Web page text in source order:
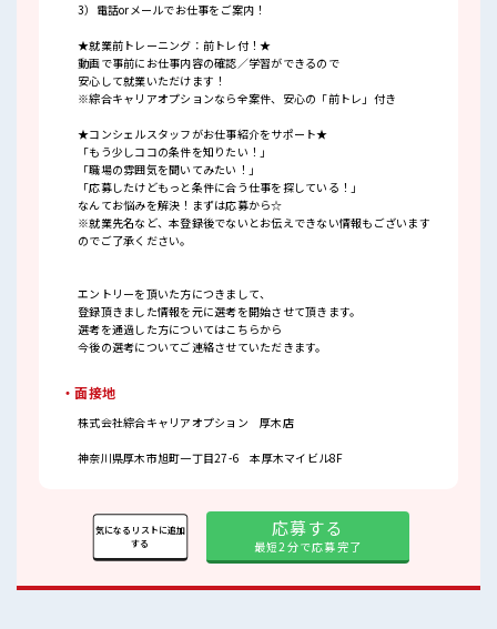
3）電話orメールでお仕事をご案内！
★就業前トレーニング：前トレ付！★
動画で事前にお仕事内容の確認／学習ができるので
安心して就業いただけます！
※綜合キャリアオプションなら全案件、安心の「前トレ」付き
★コンシェルスタッフがお仕事紹介をサポート★
「もう少しココの条件を知りたい！」
「職場の雰囲気を聞いてみたい！」
「応募したけどもっと条件に合う仕事を探している！」
なんてお悩みを解決！まずは応募から☆
※就業先名など、本登録後でないとお伝えできない情報もございます
のでご了承ください。
エントリーを頂いた方につきまして、
登録頂きました情報を元に選考を開始させて頂きます。
選考を通過した方についてはこちらから
今後の選考についてご連絡させていただきます。
・面接地
株式会社綜合キャリアオプション 厚木店
神奈川県厚木市旭町一丁目27-6 本厚木マイビル8F
応募する
最短2分で応募完了
気になるリストに追加
する